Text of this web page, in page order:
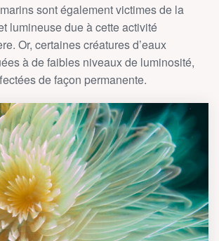
sont également victimes de la
lumineuse due à cette activité
Or, certaines créatures d’eaux
à de faibles niveaux de luminosité,
de façon permanente.